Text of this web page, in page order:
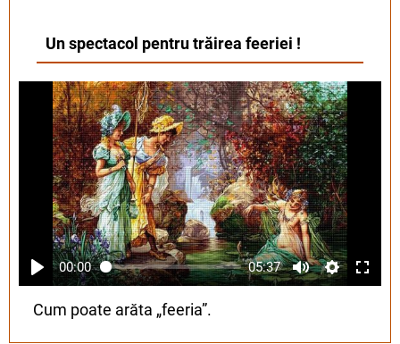
Un spectacol pentru trăirea feeriei !
00:00 05:37
Cum poate arăta „feeria”.